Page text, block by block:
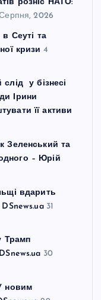
розніс НАТО:
2026
Сеуті та
кризи 4
у бізнесі
Ірини
її активи
Зеленський та
– Юрій
вдарить
31
Трамп
30
новим